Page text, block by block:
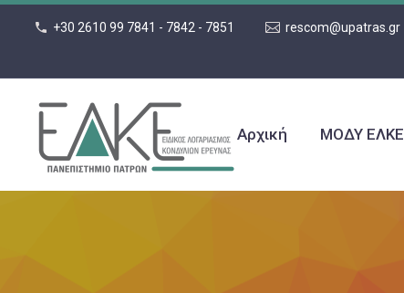
+30 2610 99 7841 - 7842 - 7851
rescom@upatras.gr
Αρχική ΜΟΔΥ ΕΛΚΕ